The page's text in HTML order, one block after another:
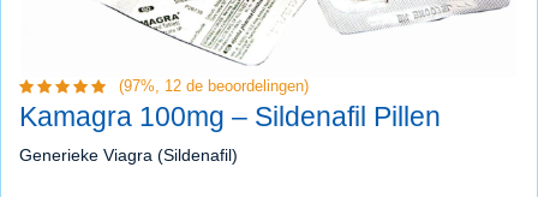
(97%, 12 de beoordelingen)
Kamagra 100mg – Sildenafil Pillen
Generieke Viagra (Sildenafil)